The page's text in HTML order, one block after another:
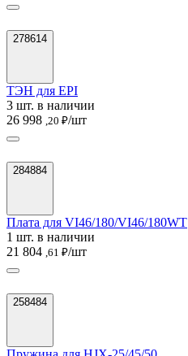
278614
ТЭН для EPI
3 шт. в наличии
26 998 ,20 ₽/шт
284884
Плата для VI46/180/VI46/180WT
1 шт. в наличии
21 804 ,61 ₽/шт
258484